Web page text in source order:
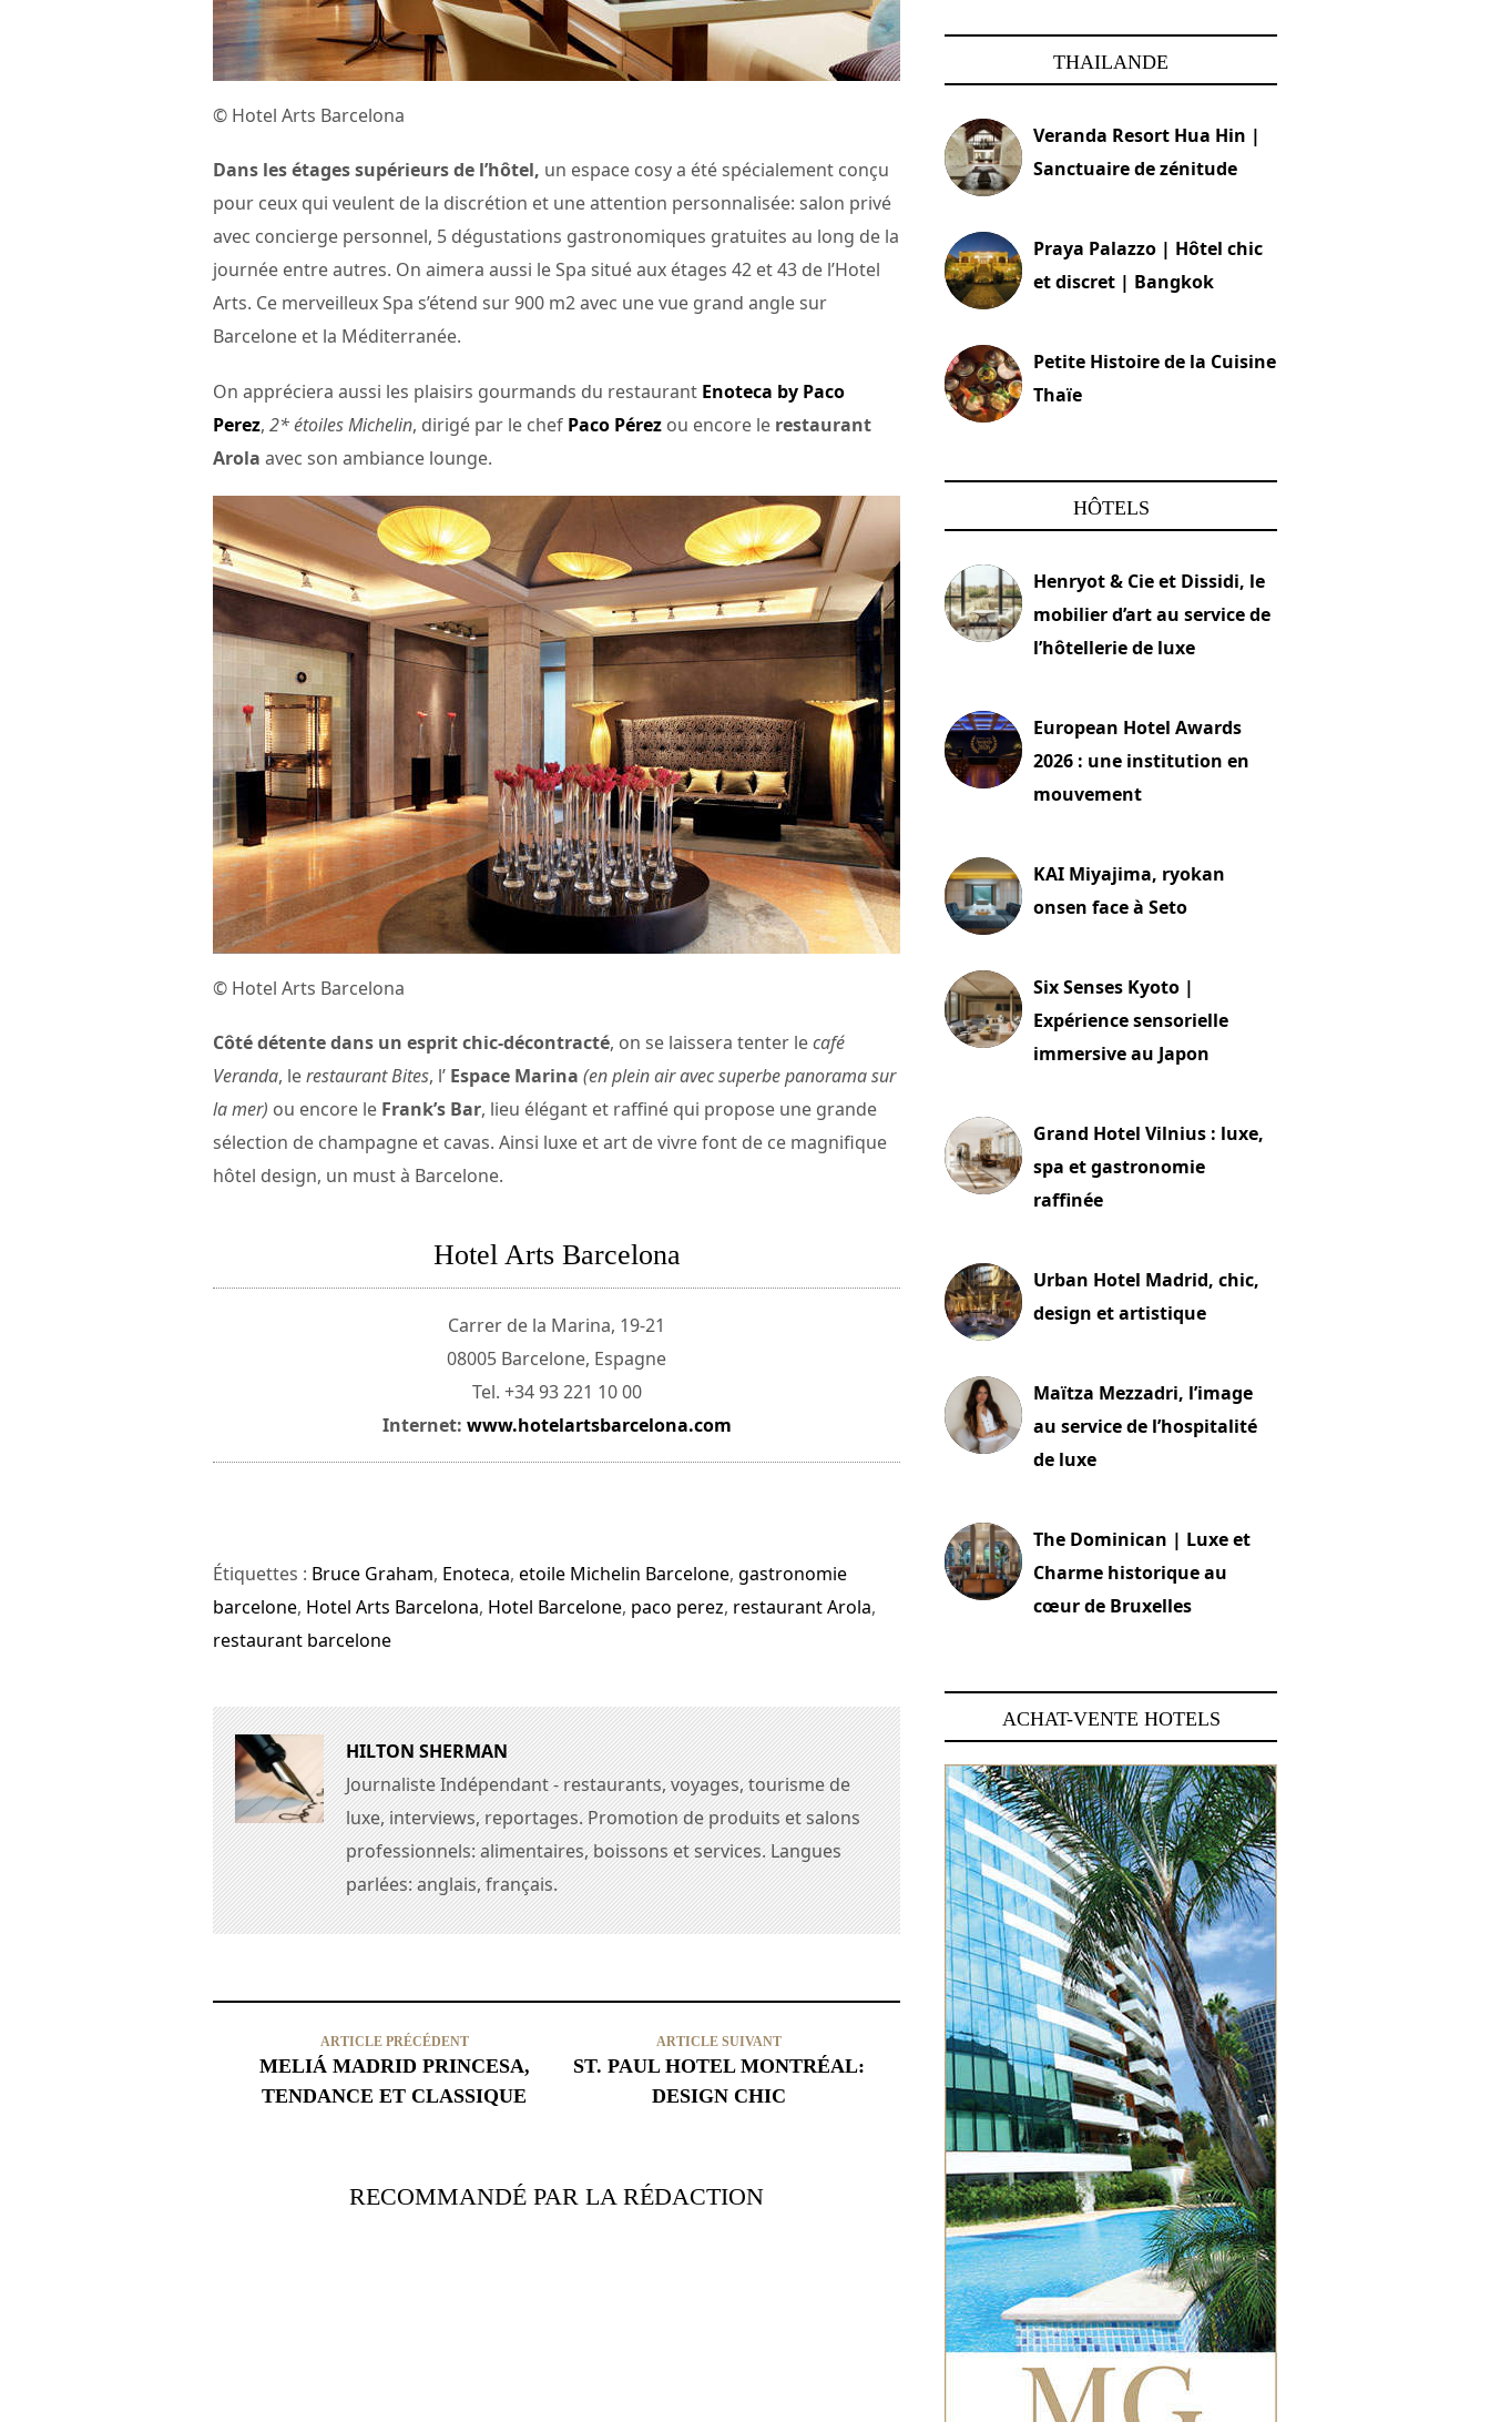
© Hotel Arts Barcelona
Dans les étages supérieurs de l’hôtel, un espace cosy a été spécialement conçu
pour ceux qui veulent de la discrétion et une attention personnalisée: salon privé
avec concierge personnel, 5 dégustations gastronomiques gratuites au long de la
journée entre autres. On aimera aussi le Spa situé aux étages 42 et 43 de l’Hotel
Arts. Ce merveilleux Spa s’étend sur 900 m2 avec une vue grand angle sur
Barcelone et la Méditerranée.
On appréciera aussi les plaisirs gourmands du restaurant Enoteca by Paco
Perez, 2* étoiles Michelin, dirigé par le chef Paco Pérez ou encore le restaurant
Arola avec son ambiance lounge.
© Hotel Arts Barcelona
Côté détente dans un esprit chic-décontracté, on se laissera tenter lecafé
Veranda, lerestaurant Bites, l’ Espace Marina (en plein air avec superbe panorama sur
la mer) ou encore le Frank’s Bar, lieu élégant et raffiné qui propose une grande
sélection de champagne et cavas. Ainsi luxe et art de vivre font de ce magnifique
hôtel design, un must à Barcelone.
Hotel Arts Barcelona
Carrer de la Marina, 19-21
08005 Barcelone, Espagne
Tel. +34 93 221 10 00
Internet: www.hotelartsbarcelona.com
Étiquettes : Bruce Graham, Enoteca, etoile Michelin Barcelone, gastronomie
barcelone, Hotel Arts Barcelona, Hotel Barcelone, paco perez, restaurant Arola,
restaurant barcelone
HILTON SHERMAN
Journaliste Indépendant - restaurants, voyages, tourisme de
luxe, interviews, reportages. Promotion de produits et salons
professionnels: alimentaires, boissons et services. Langues
parlées: anglais, français.
ARTICLE PRÉCÉDENT
MELIÁ MADRID PRINCESA,
TENDANCE ET CLASSIQUE
ARTICLE SUIVANT
ST. PAUL HOTEL MONTRÉAL:
DESIGN CHIC
RECOMMANDÉ PAR LA RÉDACTION
THAILANDE
Veranda Resort Hua Hin |
Sanctuaire de zénitude
Praya Palazzo | Hôtel chic
et discret | Bangkok
Petite Histoire de la Cuisine
Thaïe
HÔTELS
Henryot & Cie et Dissidi, le
mobilier d’art au service de
l’hôtellerie de luxe
European Hotel Awards
2026 : une institution en
mouvement
KAI Miyajima, ryokan
onsen face à Seto
Six Senses Kyoto |
Expérience sensorielle
immersive au Japon
Grand Hotel Vilnius : luxe,
spa et gastronomie
raffinée
Urban Hotel Madrid, chic,
design et artistique
Maïtza Mezzadri, l’image
au service de l’hospitalité
de luxe
The Dominican | Luxe et
Charme historique au
cœur de Bruxelles
ACHAT-VENTE HOTELS